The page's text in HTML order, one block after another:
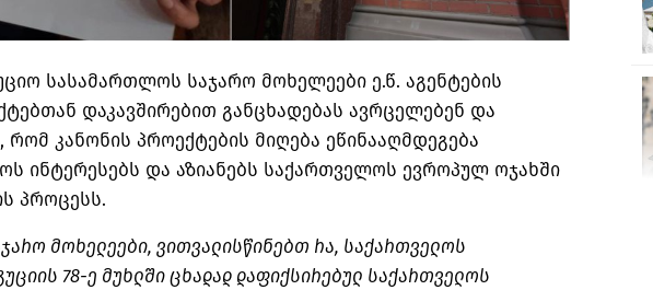
სასამართლოს საჯარო მოხელეები ე.წ. აგენტების
დაკავშირებით განცხადებას ავრცელებენ და
რომ კანონის პროექტების მიღება ეწინააღმდეგება
ინტერესებს და აზიანებს საქართველოს ევროპულ ოჯახში
პროცესს.
მოხელეები, ვითვალისწინებთ რა, საქართველოს
78-ე მუხლში ცხადად დაფიქსირებულ საქართველოს